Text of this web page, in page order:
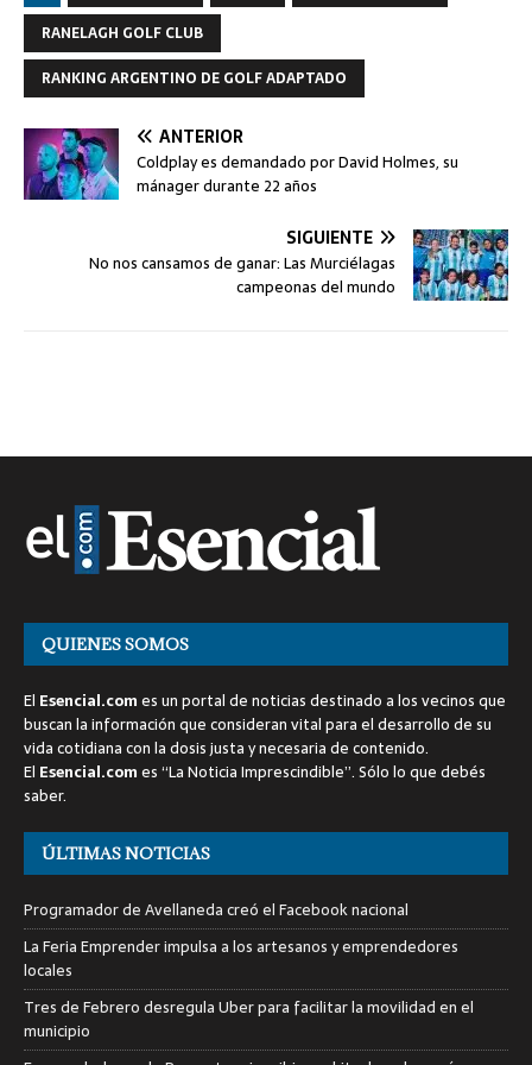
RANELAGH GOLF CLUB
RANKING ARGENTINO DE GOLF ADAPTADO
ANTERIOR
Coldplay es demandado por David Holmes, su
mánager durante 22 años
SIGUIENTE
No nos cansamos de ganar: Las Murciélagas
campeonas del mundo
QUIENES SOMOS
El Esencial.comes un portal de noticias destinado a los vecinos que
buscan la información que consideran vital para el desarrollo de su
vida cotidiana con la dosis justa y necesaria de contenido.
El Esencial.comes “La Noticia Imprescindible”. Sólo lo que debés
saber.
ÚLTIMAS NOTICIAS
Programador de Avellaneda creó el Facebook nacional
La Feria Emprender impulsa a los artesanos y emprendedores
locales
Tres de Febrero desregula Uber para facilitar la movilidad en el
municipio